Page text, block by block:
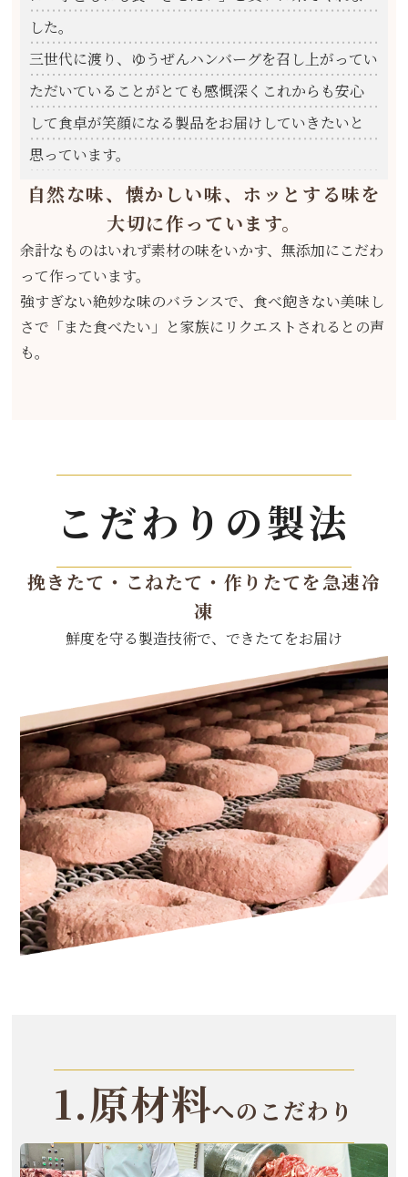
した。
三世代に渡り、ゆうぜんハンバーグを召し上がってい
ただいていることがとても感慨深くこれからも安心
して食卓が笑顔になる製品をお届けしていきたいと
思っています。
自然な味、懐かしい味、ホッとする味を
大切に作っています。
余計なものはいれず素材の味をいかす、無添加にこだわ
って作っています。
強すぎない絶妙な味のバランスで、食べ飽きない美味し
さで「また食べたい」と家族にリクエストされるとの声
も。
こだわりの製法
挽きたて・こねたて・作りたてを急速冷
凍
鮮度を守る製造技術で、できたてをお届け
1.原材料へのこだわり